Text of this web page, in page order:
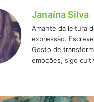
Janaína Silva
Amante da leitura
expressão.
Gosto de
emoções, sigo